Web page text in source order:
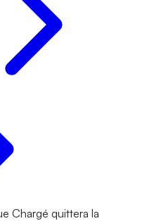
Chargé quittera la